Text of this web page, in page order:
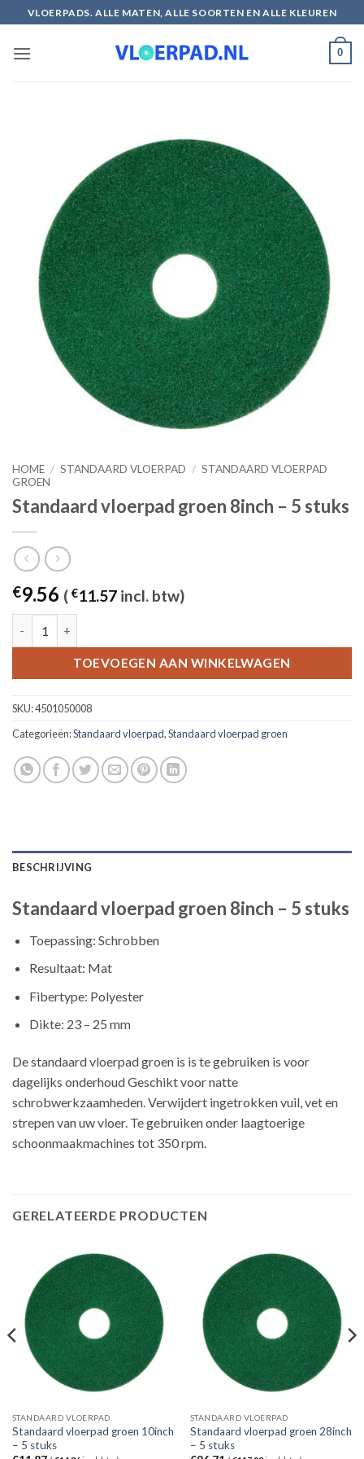
naar
inhoud
VLOERPADS. ALLE MATEN, ALLE SOORTEN EN ALLE KLEUREN
0
HOME / STANDAARD VLOERPAD / STANDAARD VLOERPAD
GROEN
Standaard vloerpad groen 8inch – 5 stuks
€9.56 ( €11.57 incl. btw)
TOEVOEGEN AAN WINKELWAGEN
SKU:4501050008
Categorieën:Standaard vloerpad,Standaard vloerpad groen
BESCHRIJVING
Standaard vloerpad groen 8inch – 5 stuks
Toepassing: Schrobben
Resultaat: Mat
Fibertype: Polyester
Dikte: 23 – 25 mm
De standaard vloerpad groen is is te gebruiken is voor
dagelijks onderhoud Geschikt voor natte
schrobwerkzaamheden. Verwijdert ingetrokken vuil, vet en
strepen van uw vloer. Te gebruiken onder laagtoerige
schoonmaakmachines tot 350 rpm.
GERELATEERDE PRODUCTEN
STANDAARD VLOERPAD
Standaard vloerpad groen 10inch
– 5 stuks
STANDAARD VLOERPAD
Standaard vloerpad groen 28inch
– 5 stuks